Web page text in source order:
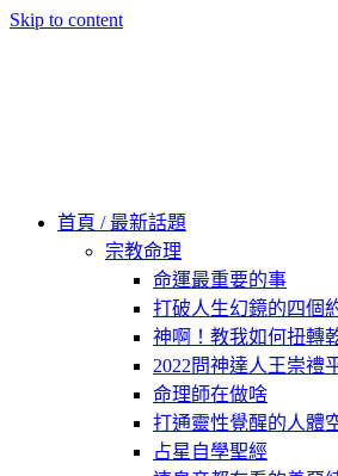
Skip to content
首頁 / 最新話題
宗教命理
命運最重要的事
打破人生幻鏡的四個
神啊！教我如何扭轉
2022問神達人王崇禮
命理師在做啥
打通靈性覺醒的人體
占星自學聖經